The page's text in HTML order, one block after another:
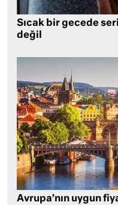
Sıcak bir gecede
değil
Avrupa’nın uygun